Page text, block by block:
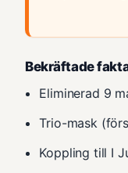
Bekräftade
Eliminerad 9
Trio-mask
Koppling till I